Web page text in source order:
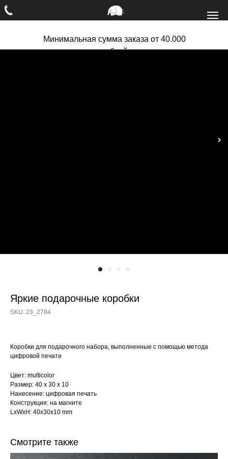
Минимальная сумма заказа от 40.000
рублей
Яркие подарочные коробки
SKU: 23_2784
Коробки для подарочного набора, выполненные с помощью метода
цифровой печати
Цвет: multicolor
Размер: 40 х 30 х 10
Нанесение: цифровая печать
Конструкция: на магните
LxWxH: 40x30x10 mm
Смотрите также